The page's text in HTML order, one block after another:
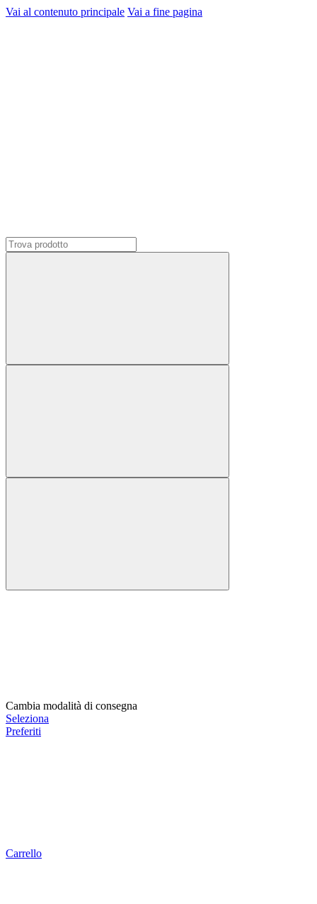
Vai al contenuto principale Vai a fine pagina
Cambia modalità di consegna
Seleziona
Preferiti
Carrello